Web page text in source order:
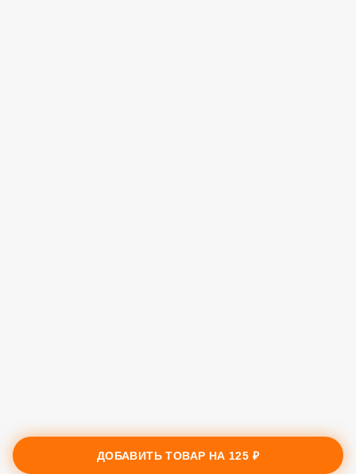
ДОБАВИТЬ ТОВАР НА 125 ₽